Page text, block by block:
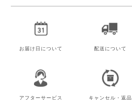
お届け日 について 配送について
アフターサービス キャンセル・ 返品